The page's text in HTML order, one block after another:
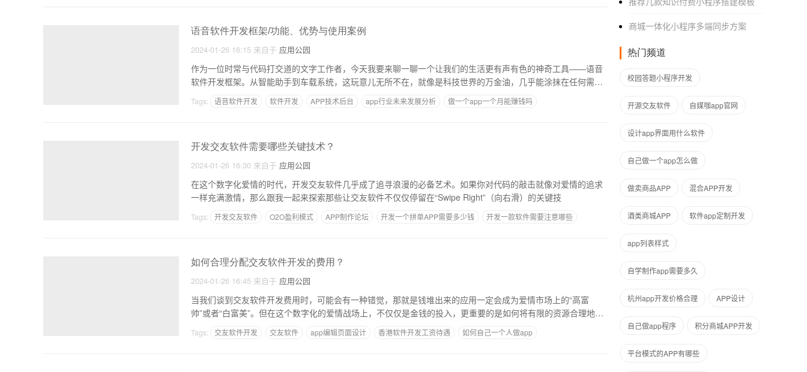
语音软件开发框架/功能、优势与使用案例
2024-01-26 16:15 来自于 应用公园
作为一位时常与代码打交道的文字工作者，今天我要来聊一聊一个让我们的生活更有声有色的神奇工具——语音
软件开发框架。从智能助手到车载系统，这玩意儿无所不在，就像是科技世界的万金油，几乎能涂抹在任何需
Tags: 语音软件开发 软件开发 APP技术后台 app行业未来发展分析
做一个app一个月能赚钱吗
开发交友软件需要哪些关键技术？
2024-01-26 16:30 来自于 应用公园
在这个数字化爱情的时代，开发交友软件几乎成了追寻浪漫的必备艺术。如果你对代码的敲击就像对爱情的追求
一样充满激情，那么跟我一起来探索那些让交友软件不仅仅停留在“Swipe Right”（向右滑）的关键技
Tags: 开发交友软件 O2O盈利模式 APP制作论坛 开发一个拼单APP需要多少钱
开发一款软件需要注意哪些
如何合理分配交友软件开发的费用？
2024-01-26 16:45 来自于 应用公园
当我们谈到交友软件开发费用时，可能会有一种错觉，那就是钱堆出来的应用一定会成为爱情市场上的“高富
帅”或者“白富美”。但在这个数字化的爱情战场上，不仅仅是金钱的投入，更重要的是如何将有限的资源合理地分
Tags: 交友软件开发 交友软件 app编辑页面设计 香港软件开发工资待遇
如何自己一个人做app
商城一体化小程序多端同步方案
热门频道
校园答题小程序开发
开源交友软件 自媒咖app官网
设计app界面用什么软件
自己做一个app怎么做
做卖商品APP 混合APP开发
酒类商城APP 软件app定制开发
app列表样式
自学制作app需要多久
杭州app开发价格合理 APP设计
自己做app程序 积分商城APP开发
平台模式的APP有哪些